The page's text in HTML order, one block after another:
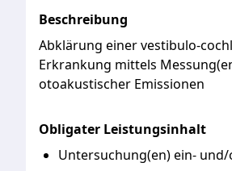
Beschreibung
Abklärung einervestibulo-
Erkrankung mittels
otoakustischer Emissionen
Obligater Leistungsinhalt
Untersuchung(en) ein-